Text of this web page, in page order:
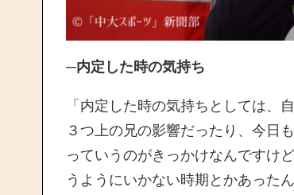
─内定した時の気持ち
「内定した時の気持ちとしては、
３つ上の兄の影響だったり、今日
っていうのがきっかけなんですけ
うようにいかない時期とかあった